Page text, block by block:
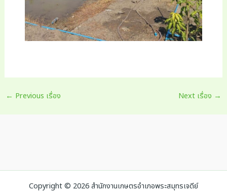
Post
← Previous เรื่อง Next เรื่อง →
Copyright © 2026 สำนักงานเกษตรอำเภอพระสมุทรเจดีย์